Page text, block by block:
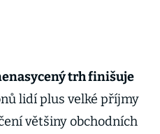
trh finišuje
lidí plus velké příjmy
většiny obchodních